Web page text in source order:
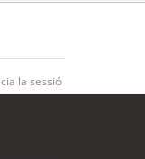
la sessió